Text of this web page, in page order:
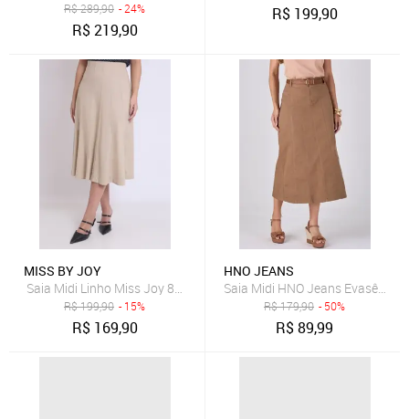
R$289,90 - 24%
R$219,90
R$ 199,90
MISS BY JOY
Saia Midi Linho Miss Joy 8492 Evasê Recortes Bege
R$199,90 - 15%
R$ 169,90
HNO JEANS
Saia Midi HNO Jeans Evasê
R$179,90 - 50%
R$89,99